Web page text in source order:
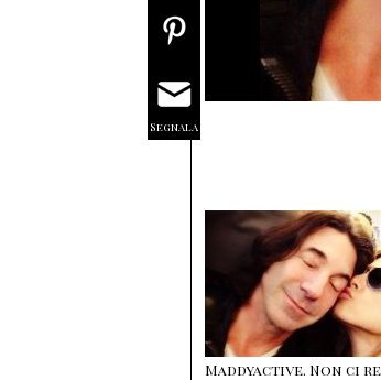
Maddyactive. Non ci
Segnala